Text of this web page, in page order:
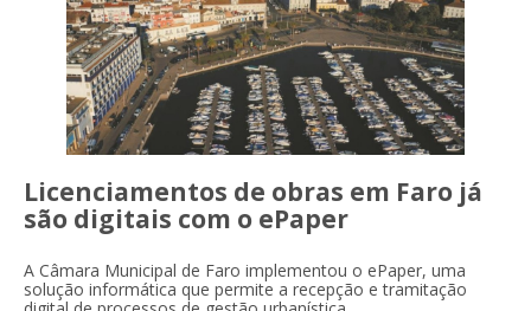
Licenciamentos de obras em Faro já
são digitais com o ePaper
A Câmara Municipal de Faro implementou o ePaper, uma
solução informática que permite a recepção e tramitação